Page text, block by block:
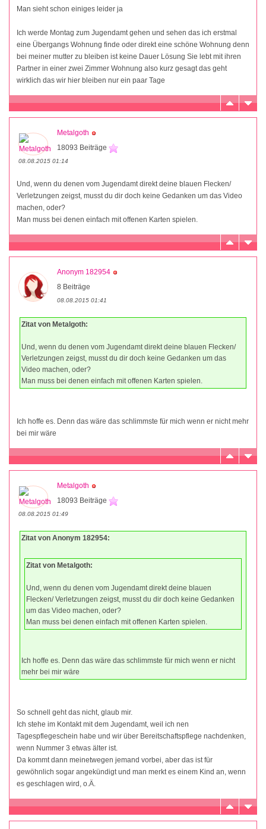
Man sieht schon einiges leider ja
Ich werde Montag zum Jugendamt gehen und sehen das ich erstmal
eine Übergangs Wohnung finde oder direkt eine schöne Wohnung denn
bei meiner mutter zu bleiben ist keine Dauer Lösung Sie lebt mit ihren
Partner in einer zwei Zimmer Wohnung also kurz gesagt das geht
wirklich das wir hier bleiben nur ein paar Tage
Metalgoth
18093 Beiträge
08.08.2015 01:14
Und, wenn du denen vom Jugendamt direkt deine blauen Flecken/
Verletzungen zeigst, musst du dir doch keine Gedanken um das Video
machen, oder?
Man muss bei denen einfach mit offenen Karten spielen.
Anonym 182954
8 Beiträge
08.08.2015 01:41
Zitat von Metalgoth:
Und, wenn du denen vom Jugendamt direkt deine blauen Flecken/
Verletzungen zeigst, musst du dir doch keine Gedanken um das
Video machen, oder?
Man muss bei denen einfach mit offenen Karten spielen.
Ich hoffe es. Denn das wäre das schlimmste für mich wenn er nicht mehr
bei mir wäre
Metalgoth
18093 Beiträge
08.08.2015 01:49
Zitat von Anonym 182954:
Zitat von Metalgoth:
Und, wenn du denen vom Jugendamt direkt deine blauen
Flecken/ Verletzungen zeigst, musst du dir doch keine Gedanken
um das Video machen, oder?
Man muss bei denen einfach mit offenen Karten spielen.
Ich hoffe es. Denn das wäre das schlimmste für mich wenn er nicht
mehr bei mir wäre
So schnell geht das nicht, glaub mir.
Ich stehe im Kontakt mit dem Jugendamt, weil ich nen
Tagespflegeschein habe und wir über Bereitschaftspflege nachdenken,
wenn Nummer 3 etwas älter ist.
Da kommt dann meinetwegen jemand vorbei, aber das ist für
gewöhnlich sogar angekündigt und man merkt es einem Kind an, wenn
es geschlagen wird, o.Ä.